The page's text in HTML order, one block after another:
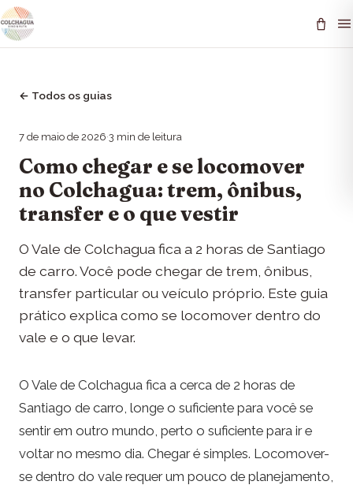
← Todos os guias
7 de maio de 2026·3 min de leitura
Como chegar e se locomover
no Colchagua: trem, ônibus,
transfer e o que vestir
O Vale de Colchagua fica a 2 horas de Santiago
de carro. Você pode chegar de trem, ônibus,
transfer particular ou veículo próprio. Este guia
prático explica como se locomover dentro do
vale e o que levar.
O Vale de Colchagua fica a cerca de 2 horas de
Santiago de carro, longe o suficiente para você se
sentir em outro mundo, perto o suficiente para ir e
voltar no mesmo dia. Chegar é simples. Locomover-
se dentro do vale requer um pouco de planejamento,